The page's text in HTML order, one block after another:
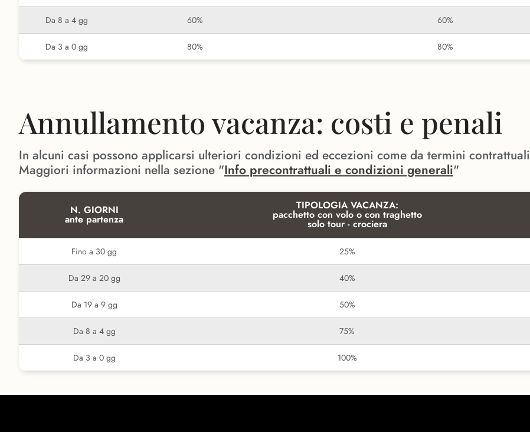
Da 8 a 4 gg 60% 60%
Da 3 a 0 gg 80% 80%
Annullamento vacanza: costi e penali
In alcuni casi possono applicarsi ulteriori condizioni ed eccezioni come da termini contrattuali
Maggiori informazioni nella sezione "Info precontrattuali e condizioni generali"
N. GIORNI
ante partenza
TIPOLOGIA VACANZA:
pacchetto con volo o con traghetto
solo tour - crociera
Fino a 30 gg 25%
Da 29 a 20 gg 40%
Da 19 a 9 gg 50%
Da 8 a 4 gg 75%
Da 3 a 0 gg 100%